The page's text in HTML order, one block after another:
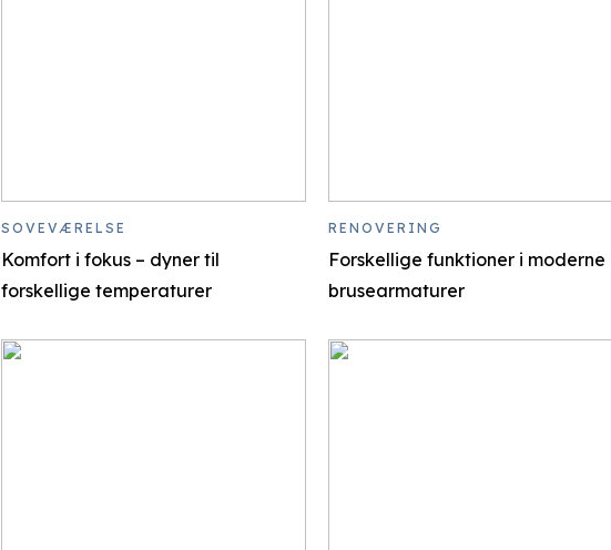
Komfort i fokus – dyner til
forskellige temperaturer
SOVEVÆRELSE
Forskellige funktioner i moderne
brusearmaturer
RENOVERING